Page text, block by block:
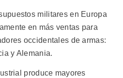
militares en Europa
en más ventas para
occidentales de armas:
y Alemania.
produce mayores